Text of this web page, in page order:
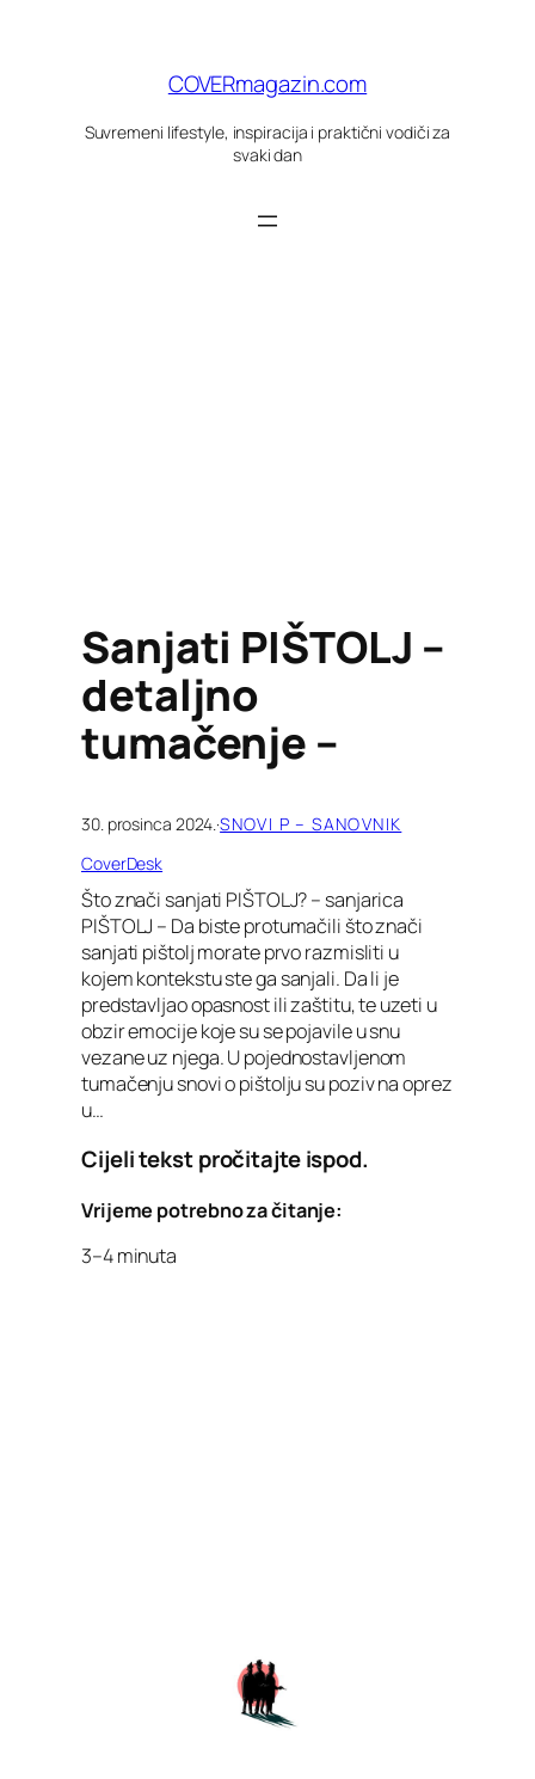
COVERmagazin.com
Suvremeni lifestyle, inspiracija i praktični vodiči za
svaki dan
Sanjati PIŠTOLJ –
detaljno
tumačenje –
30. prosinca 2024. ·SNOVI P – SANOVNIK
CoverDesk
Što znači sanjati PIŠTOLJ? – sanjarica
PIŠTOLJ – Da biste protumačili što znači
sanjati pištolj morate prvo razmisliti u
kojem kontekstu ste ga sanjali. Da li je
predstavljao opasnost ili zaštitu, te uzeti u
obzir emocije koje su se pojavile u snu
vezane uz njega. U pojednostavljenom
tumačenju snovi o pištolju su poziv na oprez
u…
Cijeli tekst pročitajte ispod.
Vrijeme potrebno za čitanje:
3–4 minuta